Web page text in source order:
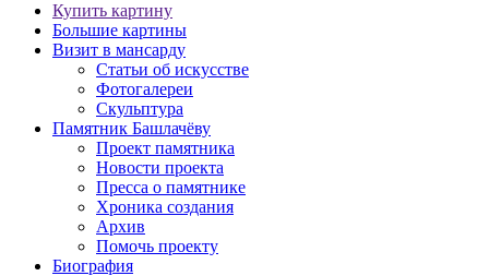
Купить картину
Большие картины
Визит в мансарду
Статьи об искусстве
Фотогалереи
Скульптура
Памятник Башлачёву
Проект памятника
Новости проекта
Пресса о памятнике
Хроника создания
Архив
Помочь проекту
Биография